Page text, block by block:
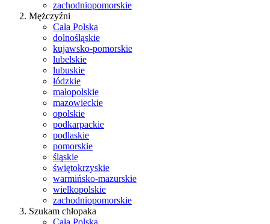
zachodniopomorskie
Mężczyźni
Cała Polska
dolnośląskie
kujawsko-pomorskie
lubelskie
lubuskie
łódzkie
małopolskie
mazowieckie
opolskie
podkarpackie
podlaskie
pomorskie
śląskie
świętokrzyskie
warmińsko-mazurskie
wielkopolskie
zachodniopomorskie
Szukam chłopaka
Cała Polska